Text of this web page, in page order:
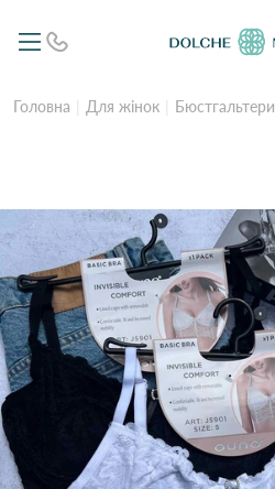
Головна Для жінок Бюстгальтери